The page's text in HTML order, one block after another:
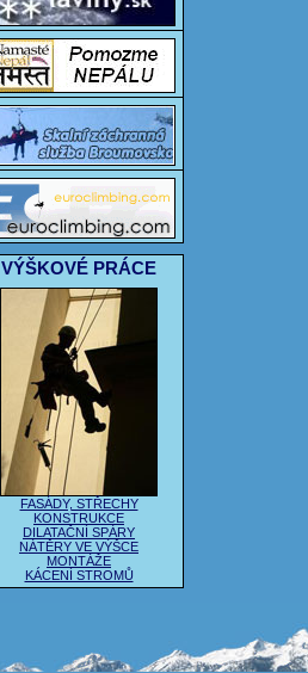
VÝŠKOVÉ PRÁCE
FASÁDY, STŘECHY
KONSTRUKCE
DILATAČNÍ SPÁRY
NÁTĚRY VE VÝŠCE
MONTÁŽE
KÁCENÍ STROMŮ